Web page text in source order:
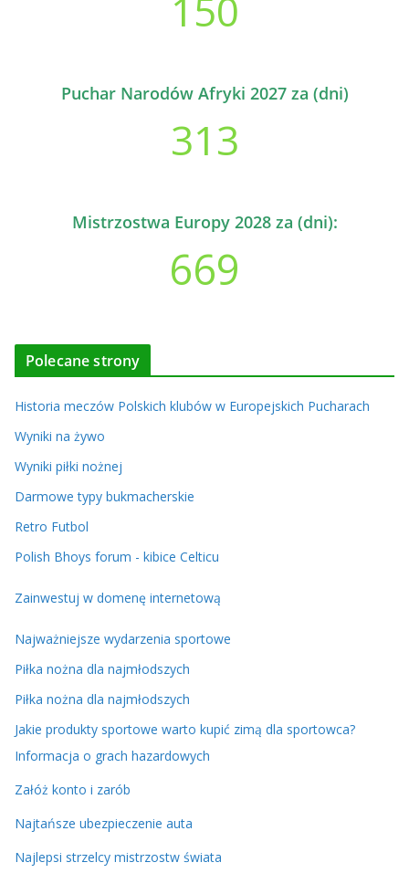
150
Puchar Narodów Afryki 2027 za (dni)
313
Mistrzostwa Europy 2028 za (dni):
669
Polecane strony
Historia meczów Polskich klubów w Europejskich Pucharach
Wyniki na żywo
Wyniki piłki nożnej
Darmowe typy bukmacherskie
Retro Futbol
Polish Bhoys forum - kibice Celticu
Zainwestuj w domenę internetową
Najważniejsze wydarzenia sportowe
Piłka nożna dla najmłodszych
Piłka nożna dla najmłodszych
Jakie produkty sportowe warto kupić zimą dla sportowca?
Informacja o grach hazardowych
Załóż konto i zarób
Najtańsze ubezpieczenie auta
Najlepsi strzelcy mistrzostw świata